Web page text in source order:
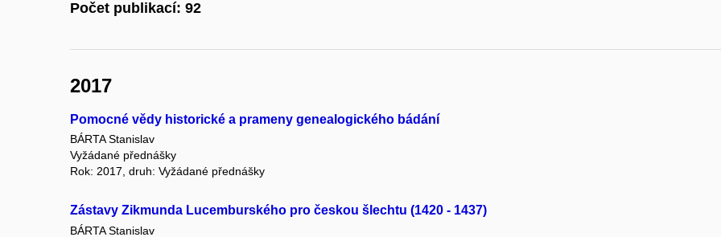
Počet publikací: 92
2017
Pomocné vědy historické a prameny genealogického bádání
BÁRTA Stanislav
Vyžádané přednášky
Rok: 2017, druh: Vyžádané přednášky
Zástavy Zikmunda Lucemburského pro českou šlechtu (1420 - 1437)
BÁRTA Stanislav